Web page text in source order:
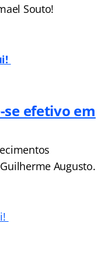
Souto!
se efetivo em
Augusto.